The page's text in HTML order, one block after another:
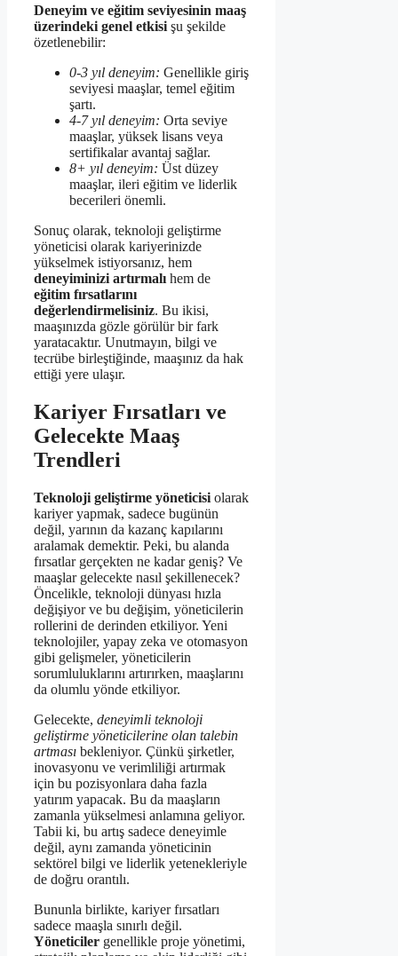
Deneyim ve eğitim seviyesinin maaş
üzerindeki genel etkisi şu şekilde
özetlenebilir:
0-3 yıl deneyim: Genellikle giriş
seviyesi maaşlar, temel eğitim
şartı.
4-7 yıl deneyim: Orta seviye
maaşlar, yüksek lisans veya
sertifikalar avantaj sağlar.
8+ yıl deneyim: Üst düzey
maaşlar, ileri eğitim ve liderlik
becerileri önemli.
Sonuç olarak, teknoloji geliştirme
yöneticisi olarak kariyerinizde
yükselmek istiyorsanız, hem
deneyiminizi artırmalı hem de
eğitim fırsatlarını
değerlendirmelisiniz. Bu ikisi,
maaşınızda gözle görülür bir fark
yaratacaktır. Unutmayın, bilgi ve
tecrübe birleştiğinde, maaşınız da hak
ettiği yere ulaşır.
Kariyer Fırsatları ve
Gelecekte Maaş
Trendleri
Teknoloji geliştirme yöneticisi olarak
kariyer yapmak, sadece bugünün
değil, yarının da kazanç kapılarını
aralamak demektir. Peki, bu alanda
fırsatlar gerçekten ne kadar geniş? Ve
maaşlar gelecekte nasıl şekillenecek?
Öncelikle, teknoloji dünyası hızla
değişiyor ve bu değişim, yöneticilerin
rollerini de derinden etkiliyor. Yeni
teknolojiler, yapay zeka ve otomasyon
gibi gelişmeler, yöneticilerin
sorumluluklarını artırırken, maaşlarını
da olumlu yönde etkiliyor.
Gelecekte, deneyimli teknoloji
geliştirme yöneticilerine olan talebin
artması bekleniyor. Çünkü şirketler,
inovasyonu ve verimliliği artırmak
için bu pozisyonlara daha fazla
yatırım yapacak. Bu da maaşların
zamanla yükselmesi anlamına geliyor.
Tabii ki, bu artış sadece deneyimle
değil, aynı zamanda yöneticinin
sektörel bilgi ve liderlik yetenekleriyle
de doğru orantılı.
Bununla birlikte, kariyer fırsatları
sadece maaşla sınırlı değil.
Yöneticiler genellikle proje yönetimi,